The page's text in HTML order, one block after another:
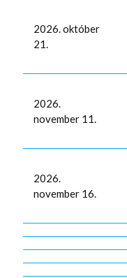
2026. október
21.
2026.
november 11.
2026.
november 16.